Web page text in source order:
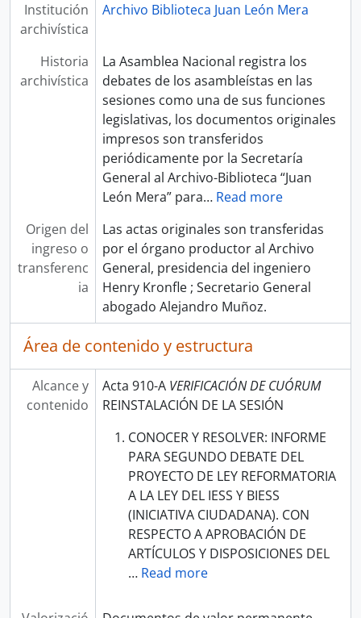
Institución
archivística
Archivo Biblioteca Juan León Mera
Historia
archivística
La Asamblea Nacional registra los
debates de los asambleístas en las
sesiones como una de sus funciones
legislativas, los documentos originales
impresos son transferidos
periódicamente por la Secretaría
General al Archivo-Biblioteca “Juan
León Mera” para… Read more
Origen del
ingreso o
transferenc
ia
Las actas originales son transferidas
por el órgano productor al Archivo
General, presidencia del ingeniero
Henry Kronfle ; Secretario General
abogado Alejandro Muñoz.
Área de contenido y estructura
Alcance y
contenido
Acta 910-A VERIFICACIÓN DE CUÓRUM
REINSTALACIÓN DE LA SESIÓN
CONOCER Y RESOLVER: INFORME
PARA SEGUNDO DEBATE DEL
PROYECTO DE LEY REFORMATORIA
A LA LEY DEL IESS Y BIESS
(INICIATIVA CIUDADANA). CON
RESPECTO A APROBACIÓN DE
ARTÍCULOS Y DISPOSICIONES DEL
… Read more